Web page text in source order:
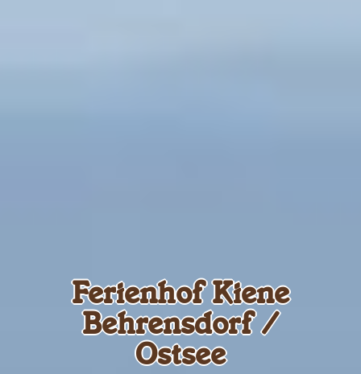
Ferienhof Kiene
Behrensdorf /
Ostsee